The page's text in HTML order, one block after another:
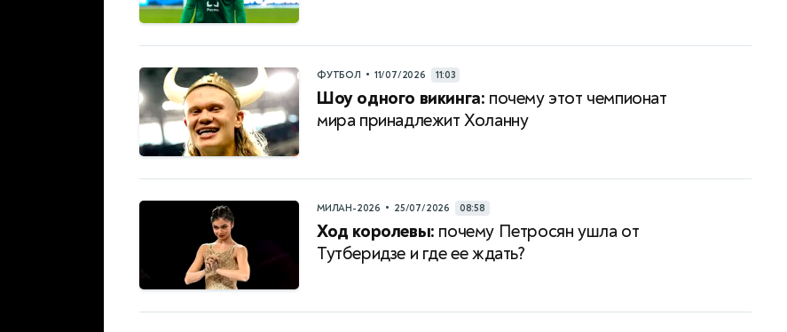
ФУТБОЛ • 11/07/2026 11:03
Шоу одного викинга: почему этот чемпионат
мира принадлежит Холанну
МИЛАН-2026 • 25/07/2026 08:58
Ход королевы: почему Петросян ушла от
Тутберидзе и где ее ждать?